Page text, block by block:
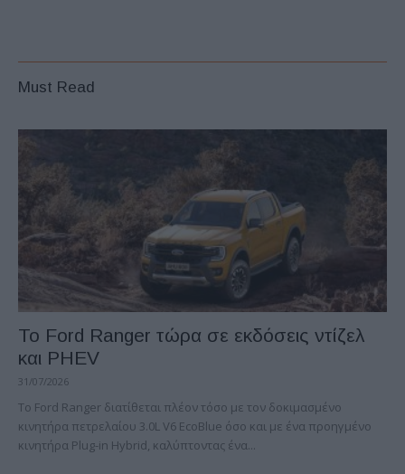
Must Read
Το Ford Ranger τώρα σε εκδόσεις ντίζελ
και PHEV
31/07/2026
Το Ford Ranger διατίθεται πλέον τόσο με τον δοκιμασμένο
κινητήρα πετρελαίου 3.0L V6 EcoBlue όσο και με ένα προηγμένο
κινητήρα Plug-in Hybrid, καλύπτοντας ένα...